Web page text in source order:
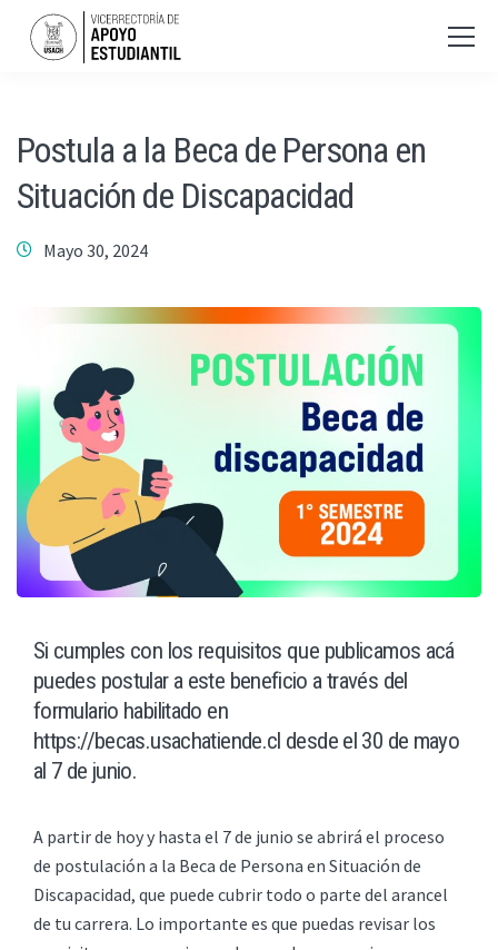
Postula a la Beca de Persona en
Situación de Discapacidad
Mayo 30, 2024
Si cumples con los requisitos que publicamos acá
puedes postular a este beneficio a través del
formulario habilitado en
https://becas.usachatiende.cl desde el 30 de mayo
al 7 de junio.
A partir de hoy y hasta el 7 de junio se abrirá el proceso
de postulación a la Beca de Persona en Situación de
Discapacidad, que puede cubrir todo o parte del arancel
de tu carrera. Lo importante es que puedas revisar los